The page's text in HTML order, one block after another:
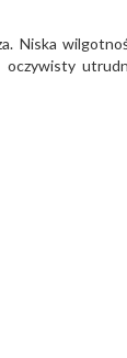
Niska